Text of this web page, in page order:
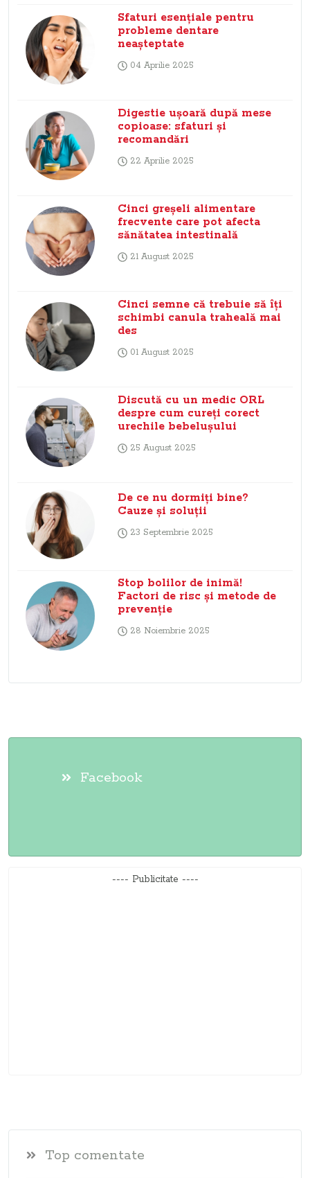
Sfaturi esențiale pentru
probleme dentare
neașteptate
04 Aprilie 2025
Digestie ușoară după mese
copioase: sfaturi și
recomandări
22 Aprilie 2025
Cinci greșeli alimentare
frecvente care pot afecta
sănătatea intestinală
21 August 2025
Cinci semne că trebuie să îți
schimbi canula traheală mai
des
01 August 2025
Discută cu un medic ORL
despre cum cureți corect
urechile bebelușului
25 August 2025
De ce nu dormiți bine?
Cauze și soluții
23 Septembrie 2025
Stop bolilor de inimă!
Factori de risc și metode de
prevenție
28 Noiembrie 2025
Facebook
---- Publicitate ----
Top comentate